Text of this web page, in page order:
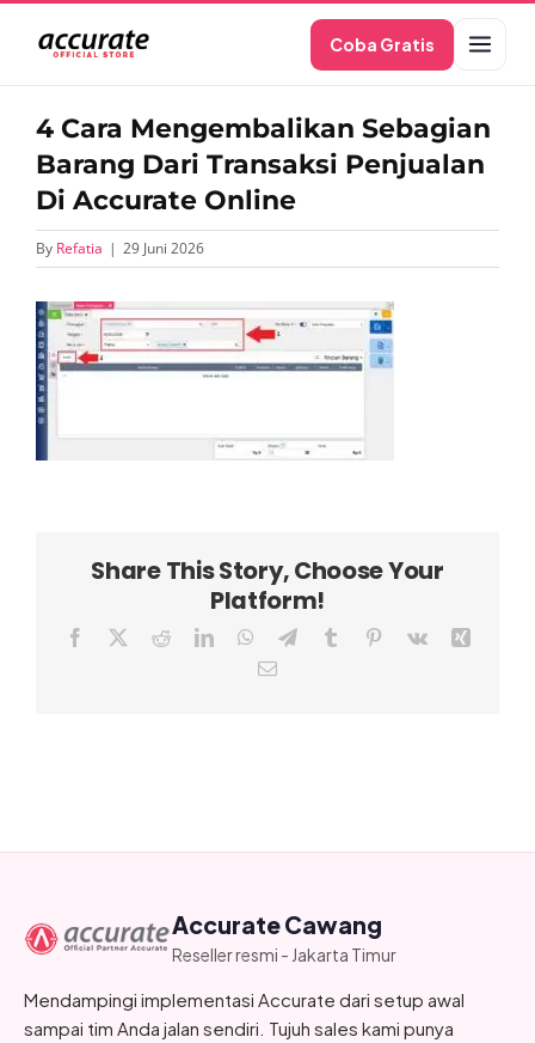
content
Coba Gratis
4 Cara Mengembalikan Sebagian
Barang Dari Transaksi Penjualan
Di Accurate Online
By Refatia | 29 Juni 2026
Share This Story, Choose Your
Platform!
Facebook RedditLinkedInWhatsApp
TelegramTumblr Pinterest
Vk
Email
Accurate Cawang
Reseller resmi - Jakarta Timur
Mendampingi implementasi Accurate dari setup awal
sampai tim Anda jalan sendiri. Tujuh sales kami punya